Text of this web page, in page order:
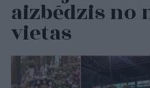
aizbēdzis no
vietas